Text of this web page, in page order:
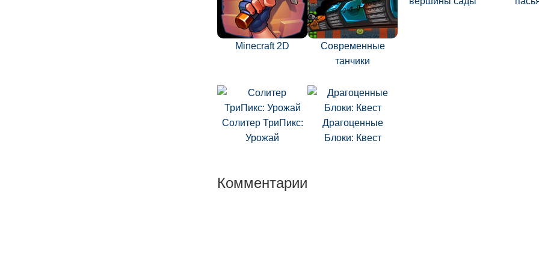
Minecraft 2D
Современные
танчики
Солитер ТриПикс:
Урожай
Драгоценные
Блоки: Квест
Комментарии